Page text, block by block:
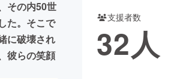
その内50世
た。そこで
に破壊され
彼らの笑顔
支援者数
32人